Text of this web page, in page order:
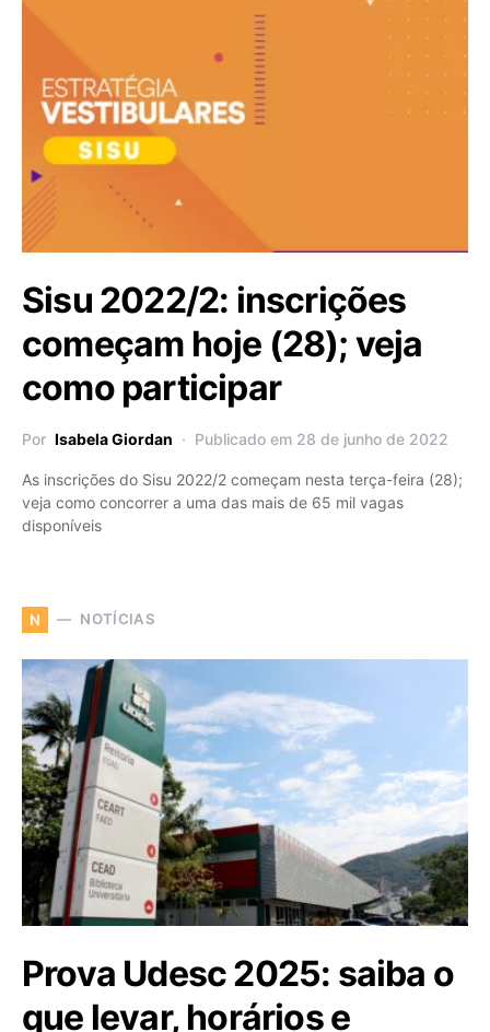
Sisu 2022/2: inscrições
começam hoje (28); veja
como participar
Por Isabela Giordan Publicado em 28 de junho de 2022
As inscrições do Sisu 2022/2 começam nesta terça-feira (28);
veja como concorrer a uma das mais de 65 mil vagas
disponíveis
N NOTÍCIAS
Prova Udesc 2025: saiba o
que levar, horários e